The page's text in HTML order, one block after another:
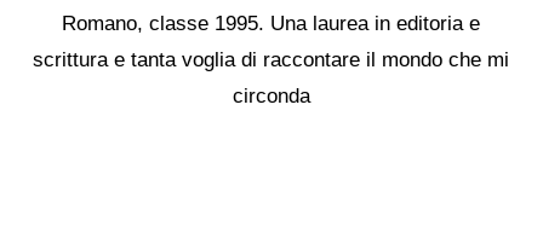
Romano, classe 1995. Una laurea in editoria e
scrittura e tanta voglia di raccontare il mondo che mi
circonda